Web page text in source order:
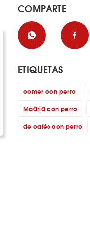
COMPARTE
ETIQUETAS
comer con perro
Madrid con perro
de cafés con perro